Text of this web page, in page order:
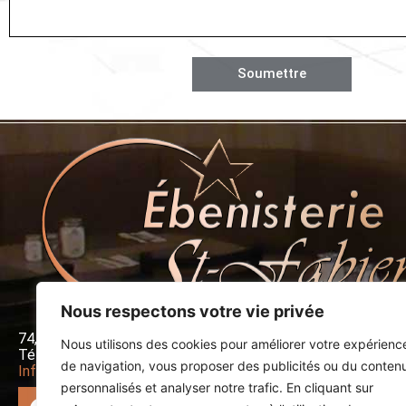
Nous respectons votre vie privée
Nous utilisons des cookies pour améliorer votre
de navigation, vous proposer des publicités ou du
personnalisés et analyser notre trafic. En cliquant sur
Soumettre
74, 1re Rue Saint-Fabien (Québec) G0L 2Z0
Tél. :
418 869-2332 I Téléc. : 418 869-3302
Info@ebenisteriestfabien.com